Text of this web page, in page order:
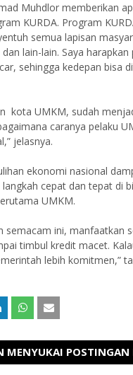
Muhdlor memberikan
KURDA. Program
semua lapisan
lain-lain. Saya harapkan
sehingga kedepan bisa
kota UMKM, sudah
caranya pelaku
jelasnya.
ekonomi nasional
cepat dan tepat di
UMKM.
semacam ini, manfaatkan
timbul kredit macet.
lebih komitmen,”
MENYUKAI POSTINGAN